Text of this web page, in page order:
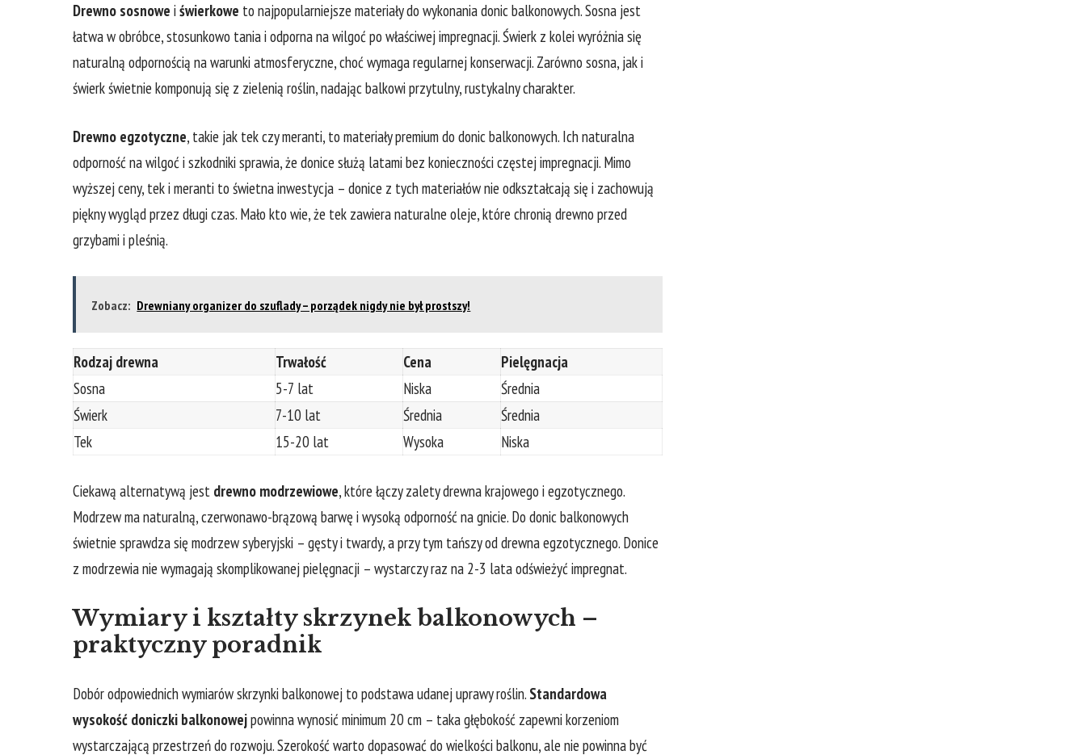
Drewno sosnowe iświerkowe ⁣to najpopularniejsze materiały do wykonania⁢ donic balkonowych.​ Sosna jest
łatwa​ w obróbce,​ stosunkowo tania i odporna na wilgoć ‍po właściwej impregnacji. ‍Świerk​ z kolei⁤ wyróżnia się
naturalną odpornością na warunki atmosferyczne, choć ‍wymaga regularnej konserwacji. Zarówno⁢ sosna, jak i
świerk świetnie komponują ‌się z zielenią roślin, nadając⁤ balkowi⁣ przytulny, rustykalny charakter.
Drewno egzotyczne, takie jak tek czy meranti, to materiały premium​ do ‍donic balkonowych. Ich naturalna
odporność na ​wilgoć i szkodniki sprawia, że ​donice ​służą latami bez konieczności częstej impregnacji. Mimo
wyższej ceny, ‌tek i meranti to świetna inwestycja – donice⁢ z tych⁢ materiałów nie odkształcają się i zachowują
⁣piękny wygląd przez długi czas. ⁣Mało kto wie, że‍ tek zawiera⁤ naturalne oleje, które chronią drewno przed
grzybami ⁢i pleśnią.
Zobacz: Drewniany organizer do szuflady – porządek nigdy nie był prostszy!
Rodzaj drewna Trwałość Cena
Pielęgnacja
Sosna
5-7 lat Niska
Średnia
Świerk
7-10 lat Średnia
Średnia
Tek
15-20 lat Wysoka Niska
Ciekawą⁣ alternatywą‍ jest⁢ drewno modrzewiowe, które‍ łączy zalety drewna krajowego i egzotycznego.
Modrzew⁤ ma ‍naturalną, czerwonawo-brązową barwę i ‌wysoką odporność na gnicie. Do donic ⁢balkonowych ​
świetnie sprawdza się modrzew syberyjski – ⁣gęsty i twardy, a przy tym tańszy od drewna egzotycznego.​ Donice⁢
z modrzewia nie ⁢wymagają‌ skomplikowanej pielęgnacji – ⁣wystarczy‍ raz na 2-3 lata odświeżyć impregnat.
Wymiary ⁣i kształty skrzynek balkonowych –
praktyczny poradnik
Dobór odpowiednich wymiarów skrzynki balkonowej ⁤to podstawa udanej uprawy ⁣roślin. Standardowa
wysokość ⁢doniczki⁢ balkonowejpowinna wynosić minimum 20⁤ cm – taka‌ głębokość zapewni korzeniom
wystarczającą przestrzeń‌ do rozwoju. ⁤Szerokość warto dopasować do⁣ wielkości balkonu, ale nie powinna być